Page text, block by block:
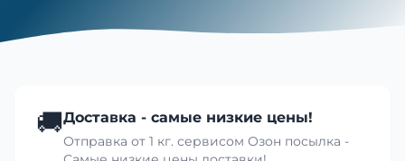
🚚Доставка - самые низкие цены!
Отправка от 1 кг. сервисом Озон посылка -